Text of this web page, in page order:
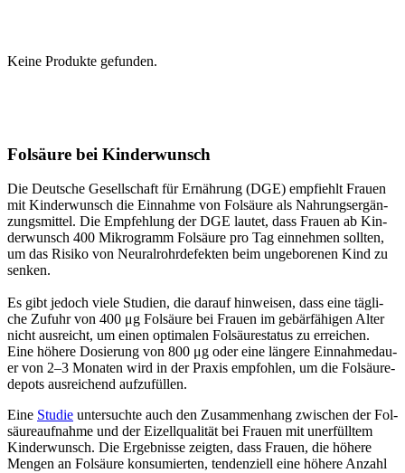
Kei­ne Pro­duk­te gefun­den.
Fol­säu­re bei Kin­der­wunsch
Die Deut­sche Gesell­schaft für Ernäh­rung (DGE) emp­fiehlt Frau­en
mit Kin­der­wunsch die Ein­nah­me von Fol­säu­re als Nah­rungs­er­gän­
zungs­mit­tel. Die Emp­feh­lung der DGE lau­tet, dass Frau­en ab Kin­
der­wunsch 400 Mikro­gramm Fol­säu­re pro Tag ein­neh­men soll­ten,
um das Risi­ko von Neu­r­al­rohr­de­fek­ten beim unge­bo­re­nen Kind zu
sen­ken.
Es gibt jedoch vie­le Stu­di­en, die dar­auf hin­wei­sen, dass eine täg­li­
che Zufuhr von 400 μg Fol­säu­re bei Frau­en im gebär­fä­hi­gen Alter
nicht aus­reicht, um einen opti­ma­len Fol­säu­re­s­ta­tus zu errei­chen.
Eine höhe­re Dosie­rung von 800 μg oder eine län­ge­re Ein­nah­me­dau­
er von 2–3 Mona­ten wird in der Pra­xis emp­foh­len, um die Fol­säu­re­
de­pots aus­rei­chend auf­zu­fül­len.
Eine Stu­die unter­such­te auch den Zusam­men­hang zwi­schen der Fol­
säu­re­auf­nah­me und der Eizell­qua­li­tät bei Frau­en mit uner­füll­tem
Kin­der­wunsch. Die Ergeb­nis­se zeig­ten, dass Frau­en, die höhe­re
Men­gen an Fol­säu­re kon­su­mier­ten, ten­den­zi­ell eine höhe­re Anzahl